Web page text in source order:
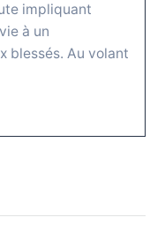
impliquant
à un
blessés. Au volant